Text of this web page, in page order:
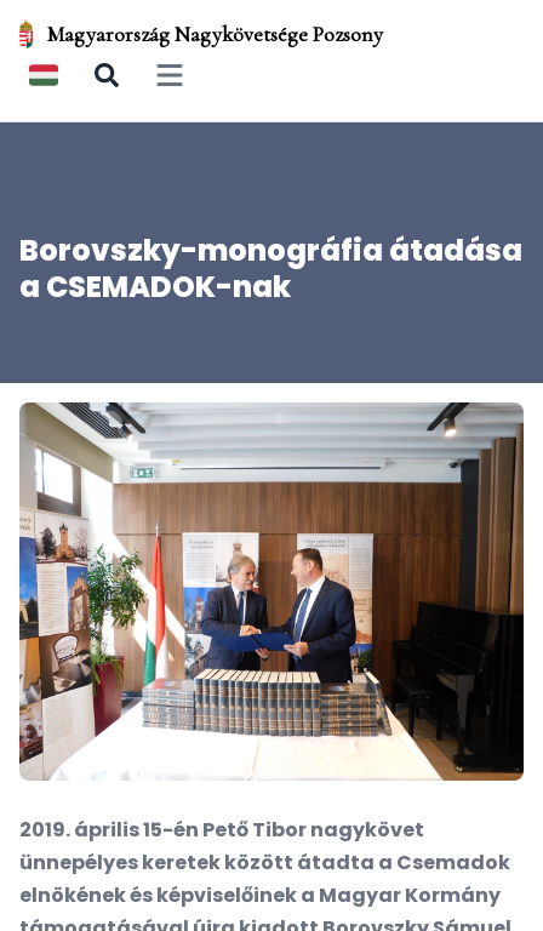
Magyarország Nagykövetsége Pozsony
Open main menu
Borovszky-monográfia átadása
a CSEMADOK-nak
2019. április 15-én Pető Tibor nagykövet
ünnepélyes keretek között átadta a Csemadok
elnökének és képviselőinek a Magyar Kormány